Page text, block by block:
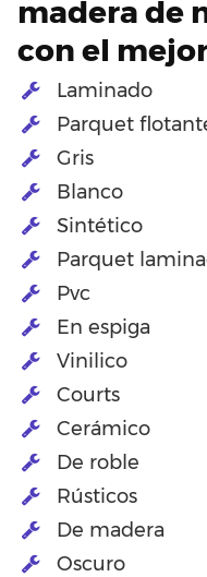
madera de
con el
Laminado
Parquet
Gris
Blanco
Sintético
Parquet
Pvc
En espiga
Vinilico
Courts
Cerámico
De roble
Rústicos
De madera
Oscuro